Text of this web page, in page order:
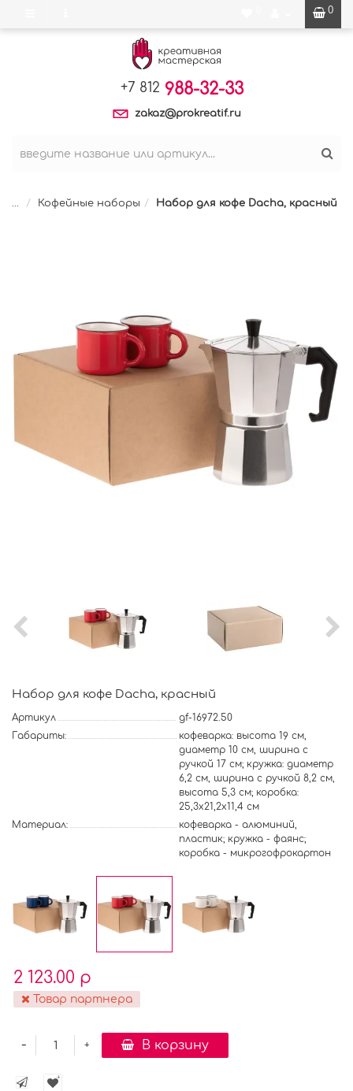
0
+7 812 988-32-33
zakaz@prokreatif.ru
... Кофейные наборы Набор для кофе Dacha, красный
Набор для кофе Dacha, красный
Артикул
gf-16972.50
Габариты:
кофеварка: высота 19 см,
диаметр 10 см, ширина с
ручкой 17 см; кружка: диаметр
6,2 см, ширина с ручкой 8,2 см,
высота 5,3 см; коробка:
25,3х21,2х11,4 см
Материал:
кофеварка - алюминий,
пластик; кружка - фаянс;
коробка - микрогофрокартон
2 123.00 р
Товар партнера
+
- В корзину